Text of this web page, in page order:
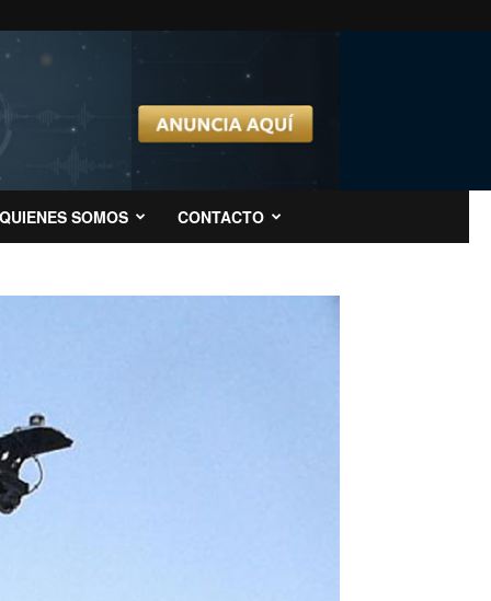
QUIENES SOMOS CONTACTO